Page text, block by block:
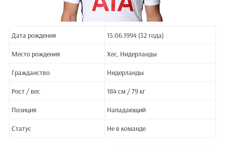
Дата рождения 15.06.1994 (32 года)
Место рождения Хес, Нидерланды
Гражданство Нидерланды
Рост / вес 184 см / 79 кг
Позиция Нападающий
Статус Не в команде